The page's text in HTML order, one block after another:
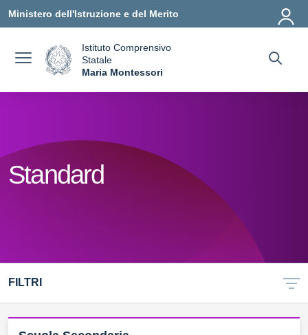
Ministero dell'Istruzione e del Merito
Istituto Comprensivo
Statale
Maria Montessori
Standard
FILTRI